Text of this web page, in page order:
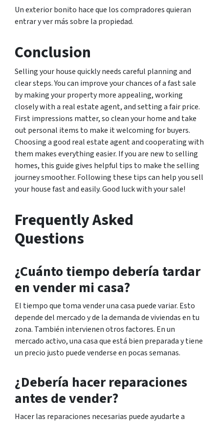
Un exterior bonito hace que los compradores quieran
entrar y ver más sobre la propiedad.
Conclusion
Selling your house quickly needs careful planning and
clear steps. You can improve your chances of a fast sale
by making your property more appealing, working
closely with a real estate agent, and setting a fair price.
First impressions matter, so clean your home and take
out personal items to make it welcoming for buyers.
Choosing a good real estate agent and cooperating with
them makes everything easier. If you are new to selling
homes, this guide gives helpful tips to make the selling
journey smoother. Following these tips can help you sell
your house fast and easily. Good luck with your sale!
Frequently Asked
Questions
¿Cuánto tiempo debería tardar
en vender mi casa?
El tiempo que toma vender una casa puede variar. Esto
depende del mercado y de la demanda de viviendas en tu
zona. También intervienen otros factores. En un
mercado activo, una casa que está bien preparada y tiene
un precio justo puede venderse en pocas semanas.
¿Debería hacer reparaciones
antes de vender?
Hacer las reparaciones necesarias puede ayudarte a